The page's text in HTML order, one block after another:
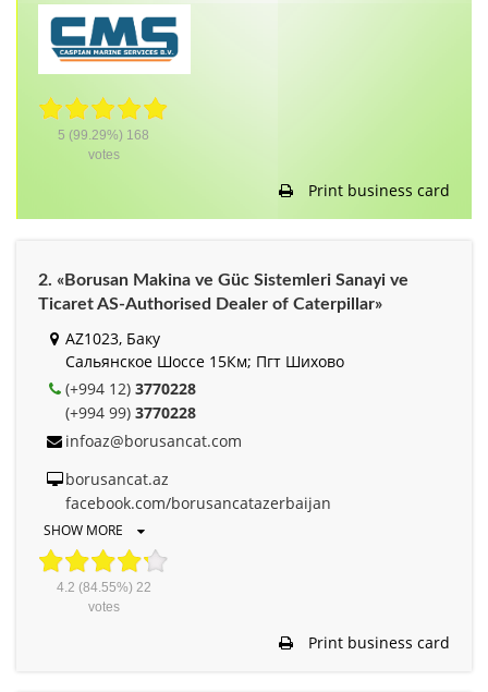
5 (99.29%) 168
votes
Print business card
2. «Borusan Makina ve Güc Sistemleri Sanayi ve
Ticaret AS-Authorised Dealer of Caterpillar»
AZ1023, Баку
Сальянское Шоссе 15Км; Пгт Шихово
(+994 12) 3770228
(+994 99) 3770228
infoaz@borusancat.com
borusancat.az
facebook.com/borusancatazerbaijan
SHOW MORE
4.2 (84.55%) 22
votes
Print business card